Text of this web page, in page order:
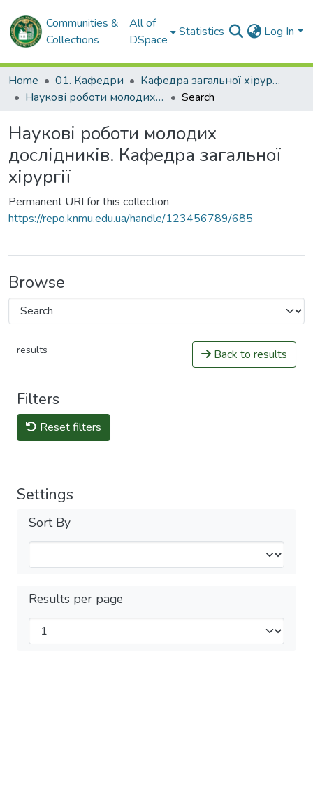
Communities &
Collections
All of
DSpace
Statistics Log In
Home 01. Кафедри
Кафедра загальної хірургії
Наукові роботи молодих дослідників. Кафедра загальної хірургії
Search
Наукові роботи молодих
дослідників. Кафедра загальної
хірургії
Permanent URI for this collection
https://repo.knmu.edu.ua/handle/123456789/685
Browse
results Back to results
Filters
Reset filters
Settings
Sort By
Results per page